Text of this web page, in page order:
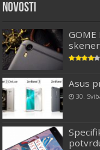
Novosti
Asus
30.